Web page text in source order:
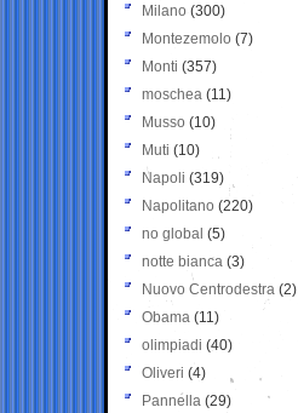
Milano (300)
Montezemolo (7)
Monti (357)
moschea (11)
Musso (10)
Muti (10)
Napoli (319)
Napolitano (220)
no global (5)
notte bianca (3)
Nuovo Centrodestra (2)
Obama (11)
olimpiadi (40)
Oliveri (4)
Pannella (29)